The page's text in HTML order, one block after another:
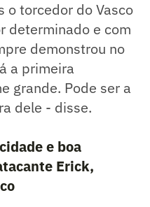
o torcedor do Vasco
determinado e com
demonstrou no
a primeira
grande. Pode ser a
dele - disse.
e boa
Erick,